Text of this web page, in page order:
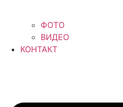
ФОТО
ВИДЕО
КОНТАКТ